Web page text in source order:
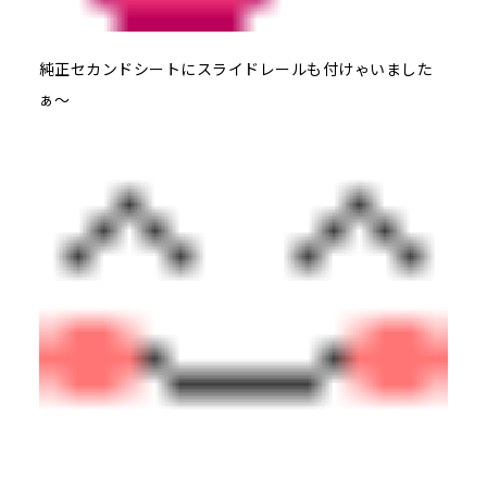
純正セカンドシートにスライドレールも付けゃいました
ぁ～